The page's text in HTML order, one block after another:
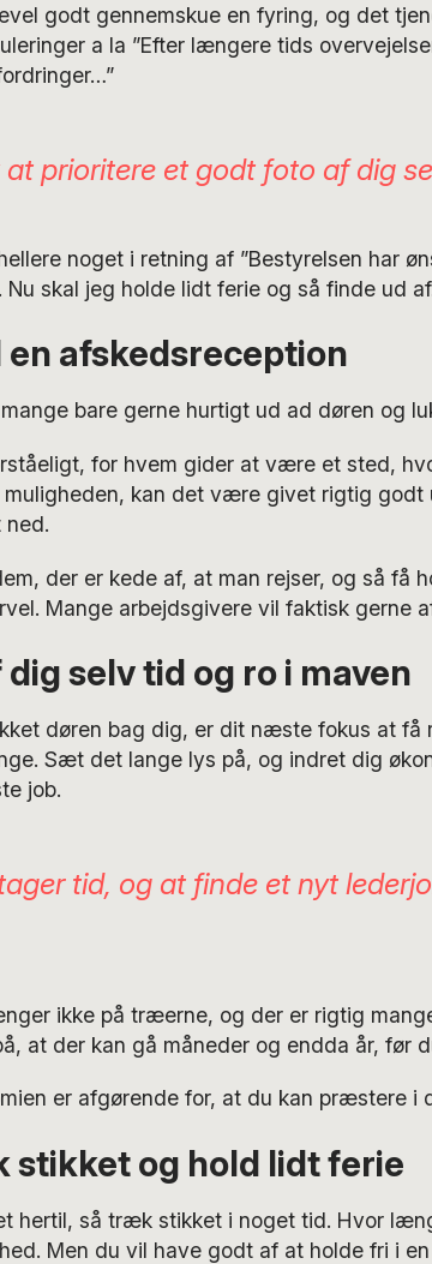
godt gennemskue en fyring, og det
a la ”Efter længere tids
at prioritere et godt foto af dig
noget i retning af ”Bestyrelsen har
Nu skal jeg holde lidt ferie og så finde ud
en afskedsreception
bare gerne hurtigt ud ad døren og
for hvem gider at være et sted,
muligheden, kan det være givet rigtig godt
ned.
der er kede af, at man rejser, og så få
Mange arbejdsgivere vil faktisk gerne
selv tid og ro i maven
døren bag dig, er dit næste fokus at få
Sæt det lange lys på, og indret dig
job.
tid, og at finde et nyt
ikke på træerne, og der er rigtig
at der kan gå måneder og endda år, før
er afgørende for, at du kan præstere i
stikket og hold lidt ferie
hertil, så træk stikket i noget tid. Hvor
Men du vil have godt af at holde fri i